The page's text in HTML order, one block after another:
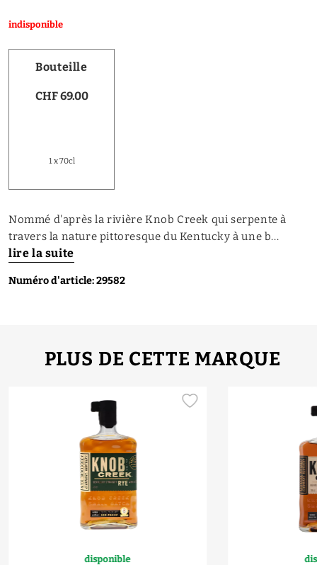
indisponible
Bouteille
CHF 69.00
1 x 70cl
Nommé d'après la rivière Knob Creek qui serpente à
travers la nature pittoresque du Kentucky à une b...
lire la suite
Numéro d'article: 29582
PLUS DE CETTE MARQUE
disponible